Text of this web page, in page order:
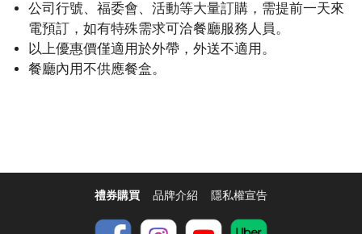
公司行號、福委會、活動等大量訂購，需提前一天來
電預訂，如有特殊需求可洽餐廳服務人員。
以上優惠價僅適用於外帶，外送不適用。
餐廳內用不供應餐盒。
禮券購買 品牌介紹 隱私權宣告